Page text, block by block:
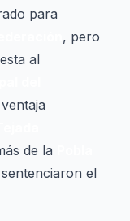
para
, pero
al
de la
el